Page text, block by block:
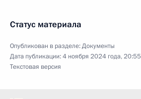
Статус материала
Опубликован в разделе:Документы
Дата публикации:4 ноября 2024 года, 20:55
Текстовая версия